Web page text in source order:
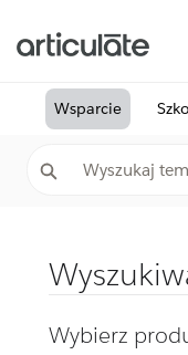
Wsparcie
Wybierz